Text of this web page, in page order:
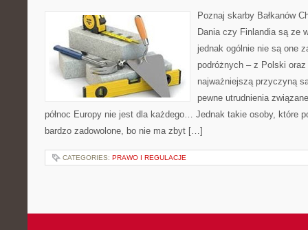
Poznaj skarby Bałkanów
Dania czy Finlandia są ze
jednak ogólnie nie są one
podróżnych – z Polski
najważniejszą przyczyną
pewne utrudnienia
północ Europy nie jest dla każdego… Jednak takie osoby, które
bardzo zadowolone, bo nie ma zbyt […]
CATEGORIES: PRAWO I REGULACJE